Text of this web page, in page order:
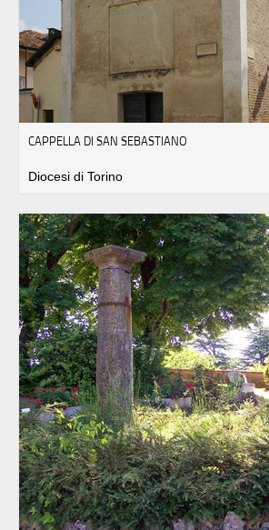
CAPPELLA DI SAN SEBASTIANO
Diocesi di Torino